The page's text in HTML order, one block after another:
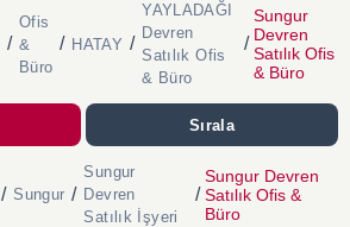
/
Ofis
&
Büro
/ HATAY /
YAYLADAĞI
Devren
Satılık Ofis
& Büro
/
Sungur
Devren
Satılık Ofis
& Büro
Sırala
/ Sungur /
Sungur
Devren
Satılık İşyeri
/
Sungur Devren
Satılık Ofis &
Büro